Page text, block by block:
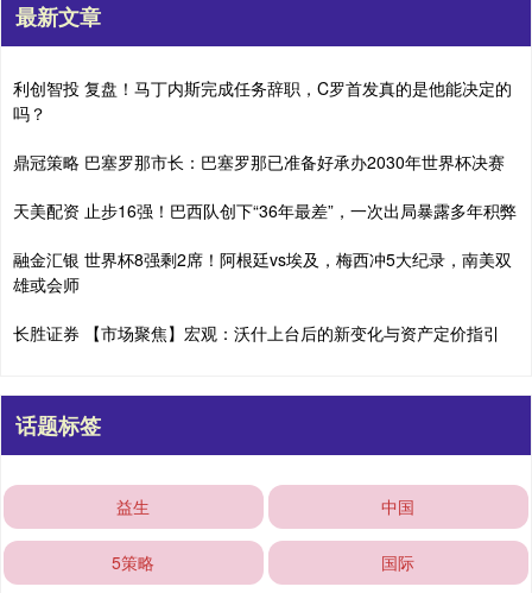
最新文章
利创智投 复盘！马丁内斯完成任务辞职，C罗首发真的是他能决定的
吗？
鼎冠策略 巴塞罗那市长：巴塞罗那已准备好承办2030年世界杯决赛
天美配资 止步16强！巴西队创下“36年最差”，一次出局暴露多年积弊
融金汇银 世界杯8强剩2席！阿根廷vs埃及，梅西冲5大纪录，南美双
雄或会师
长胜证券 【市场聚焦】宏观：沃什上台后的新变化与资产定价指引
话题标签
益生 中国
5策略 国际